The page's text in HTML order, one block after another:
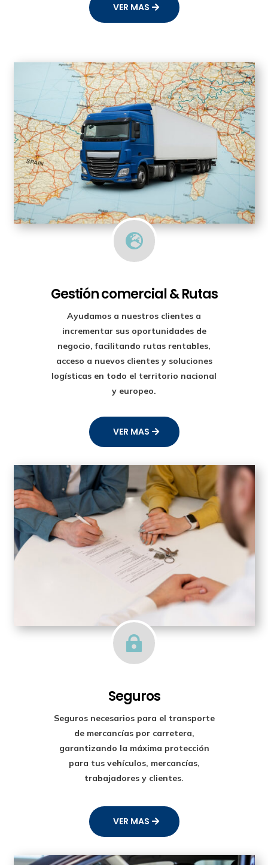
VER MAS

Gestión comercial & Rutas
Ayudamos a nuestros clientes a
incrementar sus oportunidades de
negocio, facilitando rutas rentables,
acceso a nuevos clientes y soluciones
logísticas en todo el territorio nacional
y europeo.
VER MAS

Seguros
Seguros necesarios para el transporte
de mercancías por carretera,
garantizando la máxima protección
para tus vehículos, mercancías,
trabajadores y clientes.
VER MAS